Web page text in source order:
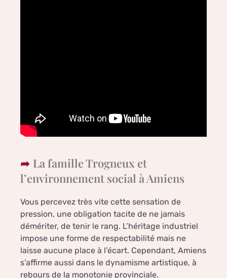
La famille Trogneux et
l’environnement social à Amiens
Vous percevez très vite cette sensation de
pression, une obligation tacite de ne jamais
démériter, de tenir le rang. L’héritage industriel
impose une forme de respectabilité mais ne
laisse aucune place à l’écart. Cependant, Amiens
s’affirme aussi dans le dynamisme artistique, à
rebours de la monotonie provinciale.